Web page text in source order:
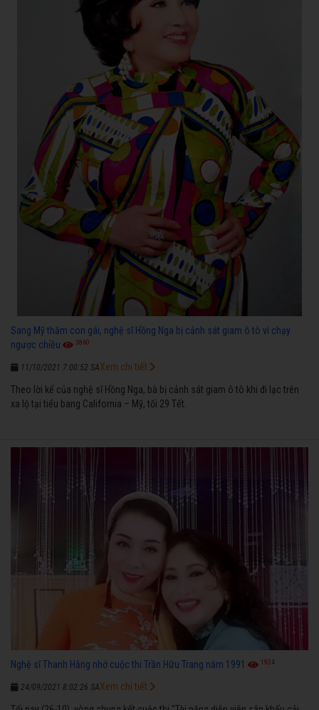
Sang Mỹ thăm con gái, nghệ sĩ Hồng Nga bị cảnh sát giam ô tô vì chạy
ngược chiều
3860
11/10/2021 7:00:52 SA
Theo lời kể của nghệ sĩ Hồng Nga, bà bị cảnh sát giam ô tô khi đi lạc trên
xa lộ tại tiểu bang California – Mỹ, tối 29 Tết.
Xem chi tiết
Nghệ sĩ Thanh Hằng nhớ cuộc thi Trần Hữu Trang năm 1991 1924
24/09/2021 8:02:26 SAXem chi tiết